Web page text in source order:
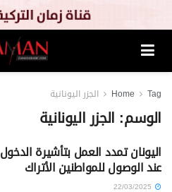
Home Tag الجزر اليونانية
الوسم: الجزر اليونانية
اليونان تمدد العمل بتأشيرة الدخول
عند الوصول للمواطنين الأتراك